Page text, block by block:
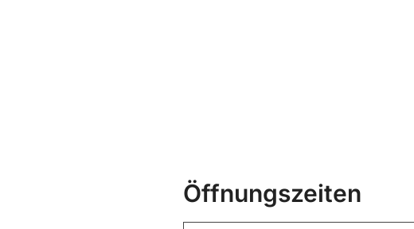
Öffnungszeiten